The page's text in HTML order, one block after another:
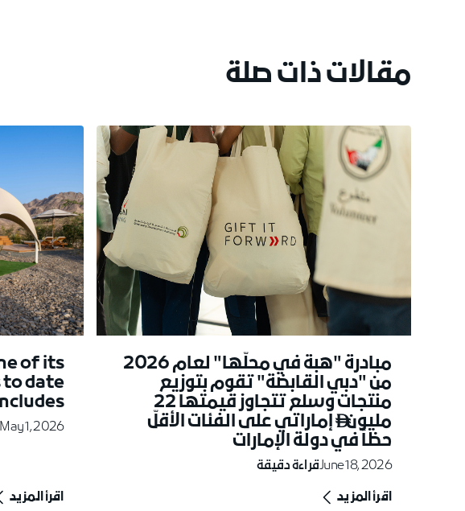
مقالات ذات صلة
مبادرة "هبة في محلّها" لعام 2026
من "دبي القابضة" تقوم بتوزيع
منتجات وسلع تتجاوز قيمتها 22
مليون إماراتي على الفئات الأقلّ
حظاً في دولة الإمارات
June 18, 2026قراءة دقيقة
اقرأ المزيد
of its
to date
May 1, 2026
اقرأ المزيد